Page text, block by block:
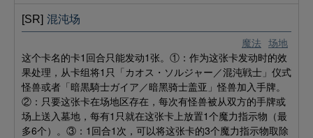
魔法 场地
[SR] 混沌场
这个卡名的卡1回合只能发动1张。①：作为这张卡发动时的效
果处理，从卡组将1只「カオス・ソルジャー／混沌戦士」仪式
怪兽或者「暗黒騎士ガイア／暗黑骑士盖亚」怪兽加入手牌。
②：只要这张卡在场地区存在，每次有怪兽被从双方的手牌或
场上送入墓地，每有1只就在这张卡上放置1个魔力指示物（最
多6个）。③：1回合1次，可以将这张卡的3个魔力指示物取除